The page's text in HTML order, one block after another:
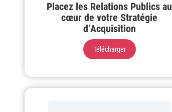
Placez les Relations Publics au
cœur de votre Stratégie
d’Acquisition
Télécharger